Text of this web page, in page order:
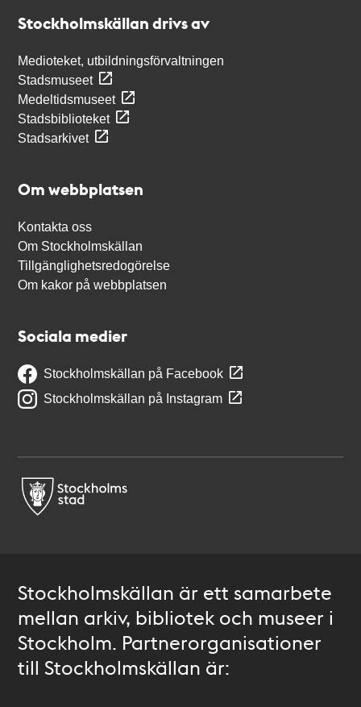
Stockholmskällan drivs av
Medioteket, utbildningsförvaltningen
Stadsmuseet
Medeltidsmuseet
Stadsbiblioteket
Stadsarkivet
Om webbplatsen
Kontakta oss
Om Stockholmskällan
Tillgänglighetsredogörelse
Om kakor på webbplatsen
Sociala medier
Stockholmskällan på Facebook
Stockholmskällan på Instagram
Stockholmskällan är ett samarbete
mellan arkiv, bibliotek och museer i
Stockholm. Partnerorganisationer
till Stockholmskällan är: